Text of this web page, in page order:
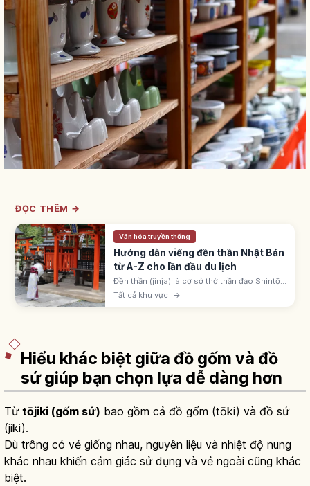
ĐỌC THÊM →
Văn hóa truyền thống
Hướng dẫn viếng đền thần Nhật Bản
từ A-Z cho lần đầu du lịch
Đền thần (jinja) là cơ sở thờ thần đạo Shintō
Nhật, khoảng 80.000 ngôi. Nhận biết qua
cổng torii; quy trình: torii, temizuya, ni-rei ni-
Tất cả khu vực →
Hiểu khác biệt giữa đồ gốm và đồ
sứ giúp bạn chọn lựa dễ dàng hơn
Từ tōjiki (gốm sứ) bao gồm cả đồ gốm (tōki) và đồ sứ
(jiki).
Dù trông có vẻ giống nhau, nguyên liệu và nhiệt độ nung
khác nhau khiến cảm giác sử dụng và vẻ ngoài cũng khác
biệt.